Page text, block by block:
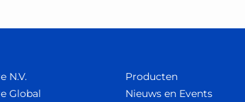
N.V.
Global
Producten
Nieuws en Events